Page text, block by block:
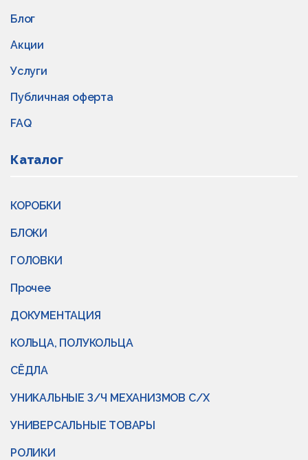
Блог
Акции
Услуги
Публичная оферта
FAQ
Каталог
КОРОБКИ
БЛОКИ
ГОЛОВКИ
Прочее
ДОКУМЕНТАЦИЯ
КОЛЬЦА, ПОЛУКОЛЬЦА
СЁДЛА
УНИКАЛЬНЫЕ З/Ч МЕХАНИЗМОВ С/Х
УНИВЕРСАЛЬНЫЕ ТОВАРЫ
РОЛИКИ